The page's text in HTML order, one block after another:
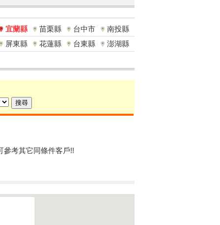
宜蘭縣 苗栗縣 台中市
南投縣
屏東縣
花蓮縣 台東縣 澎湖縣
參考其它同條件客戶!!